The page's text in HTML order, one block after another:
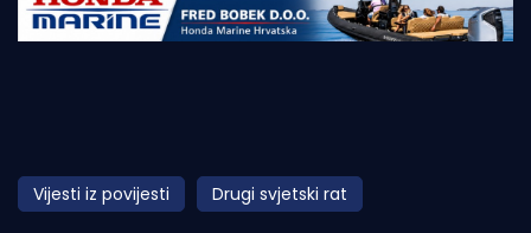
Obala
Otoci
Vijesti iz povijesti Drugi svjetski rat